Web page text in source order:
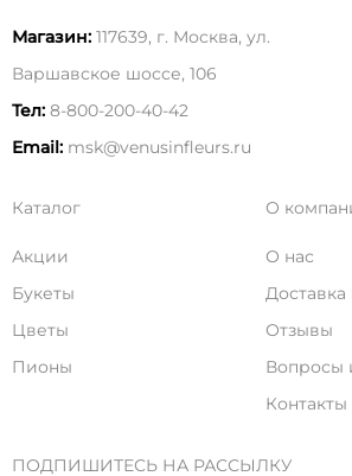
Магазин: 117639, г. Москва, ул.
Варшавское шоссе, 106
Тел: 8-800-200-40-42
Email: msk@venusinfleurs.ru
Каталог
Акции
Букеты
Цветы
Пионы
О
О нас
Доставка
Отзывы
Вопросы
Контакты
ПОДПИШИТЕСЬ НА РАССЫЛКУ